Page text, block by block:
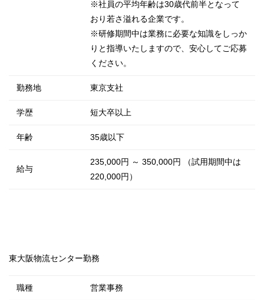
※社員の平均年齢は30歳代前半となって
おり若さ溢れる企業です。
※研修期間中は業務に必要な知識をしっか
りと指導いたしますので、安心してご応募
ください。
勤務地 東京支社
学歴 短大卒以上
年齢 35歳以下
給与
235,000円 ～ 350,000円 （試用期間中は
220,000円）
東大阪物流センター勤務
職種 営業事務